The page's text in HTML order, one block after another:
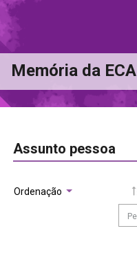
Memória da ECA
Assunto pessoa
Ordenação